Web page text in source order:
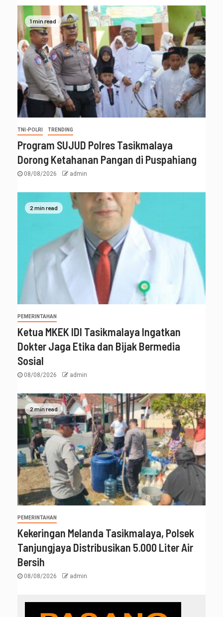
1 min read
TNI-POLRI TRENDING
Program SUJUD Polres Tasikmalaya
Dorong Ketahanan Pangan di Puspahiang
08/08/2026 admin
2 min read
PEMERINTAHAN
Ketua MKEK IDI Tasikmalaya Ingatkan
Dokter Jaga Etika dan Bijak Bermedia
Sosial
08/08/2026 admin
2 min read
PEMERINTAHAN
Kekeringan Melanda Tasikmalaya, Polsek
Tanjungjaya Distribusikan 5.000 Liter Air
Bersih
08/08/2026 admin